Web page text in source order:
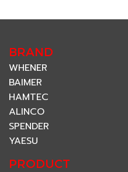
BRAND
WHENER
BAIMER
HAMTEC
ALINCO
SPENDER
YAESU
PRODUCT